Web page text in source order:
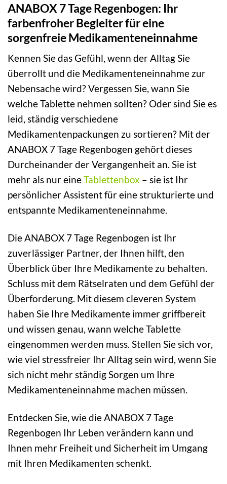
ANABOX 7 Tage Regenbogen: Ihr
farbenfroher Begleiter für eine
sorgenfreie Medikamenteneinnahme
Kennen Sie das Gefühl, wenn der Alltag Sie
überrollt und die Medikamenteneinnahme zur
Nebensache wird? Vergessen Sie, wann Sie
welche Tablette nehmen sollten? Oder sind Sie es
leid, ständig verschiedene
Medikamentenpackungen zu sortieren? Mit der
ANABOX 7 Tage Regenbogen gehört dieses
Durcheinander der Vergangenheit an. Sie ist
mehr als nur eineTablettenbox – sie ist Ihr
persönlicher Assistent für eine strukturierte und
entspannte Medikamenteneinnahme.
Die ANABOX 7 Tage Regenbogen ist Ihr
zuverlässiger Partner, der Ihnen hilft, den
Überblick über Ihre Medikamente zu behalten.
Schluss mit dem Rätselraten und dem Gefühl der
Überforderung. Mit diesem cleveren System
haben Sie Ihre Medikamente immer griffbereit
und wissen genau, wann welche Tablette
eingenommen werden muss. Stellen Sie sich vor,
wie viel stressfreier Ihr Alltag sein wird, wenn Sie
sich nicht mehr ständig Sorgen um Ihre
Medikamenteneinnahme machen müssen.
Entdecken Sie, wie die ANABOX 7 Tage
Regenbogen Ihr Leben verändern kann und
Ihnen mehr Freiheit und Sicherheit im Umgang
mit Ihren Medikamenten schenkt.